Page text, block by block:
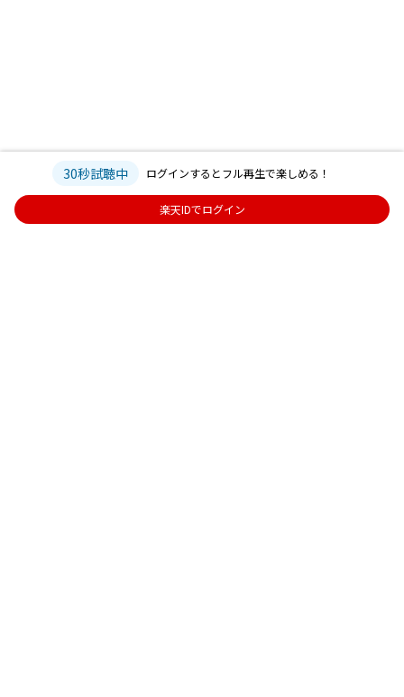
30秒試聴中 ログインするとフル再生で楽しめる！
楽天IDでログイン